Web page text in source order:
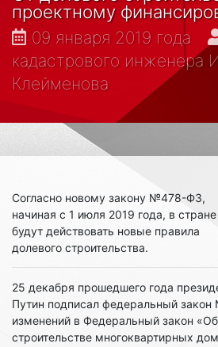
проектному
09 января 2019 года
кадастрового инженера
Клейменова
Согласно новому закону №478-ФЗ,
начиная с 1 июля 2019 года, в стране
будут действовать новые правила
долевого строительства.
25 декабря прошедшего года
Путин подписал федеральный
изменений в Федеральный закон
строительстве многоквартирных